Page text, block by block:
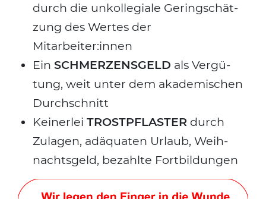
durch die unkol­le­gia­le Gering­schät­
zung des Wer­tes der
Mitarbeiter:innen
Ein SCHMERZENSGELD als Ver­gü­
tung, weit unter dem aka­de­mi­schen
Durch­schnitt
Kei­ner­lei TROSTPFLASTER durch
Zula­gen, adäqua­ten Urlaub, Weih­
nachts­geld, bezahl­te Fort­bil­dun­gen